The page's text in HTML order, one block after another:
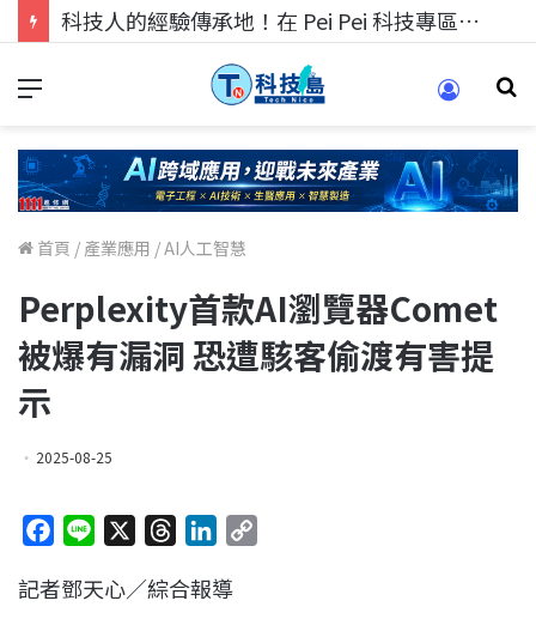
科技人的經驗傳承地！在 Pei Pei 科技專區，與學弟妹交流最硬核的技術
首頁 / 產業應用 /AI人工智慧
Perplexity首款AI瀏覽器Comet
被爆有漏洞 恐遭駭客偷渡有害提
示
2025-08-25
c
n
r
n
記者鄧天心／綜合報導